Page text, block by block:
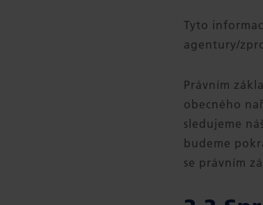
Tyto
agentury/
Právním
obecného
sledujeme
budeme
se právním